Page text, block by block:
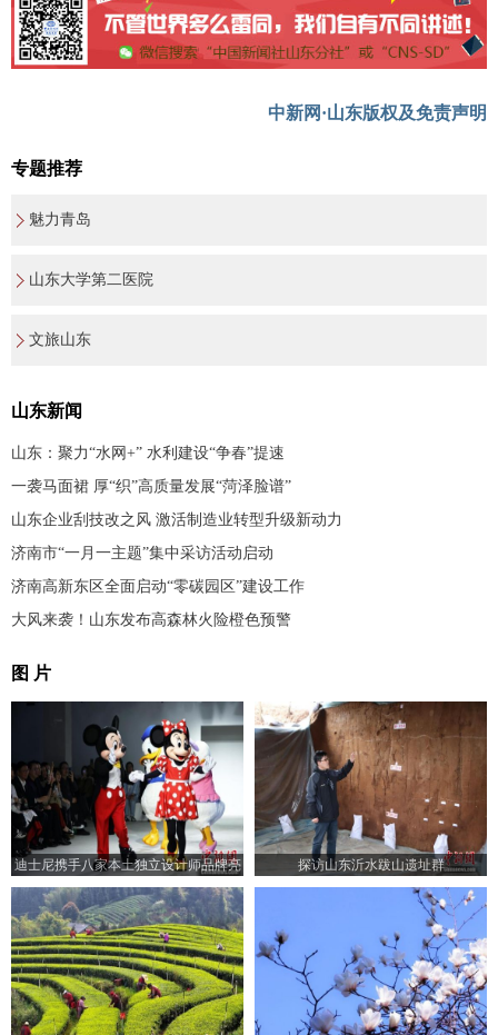
中新网·山东版权及免责声明
专题推荐
魅力青岛
山东大学第二医院
文旅山东
山东新闻
山东：聚力“水网+” 水利建设“争春”提速
一袭马面裙 厚“织”高质量发展“菏泽脸谱”
山东企业刮技改之风 激活制造业转型升级新动力
济南市“一月一主题”集中采访活动启动
济南高新东区全面启动“零碳园区”建设工作
大风来袭！山东发布高森林火险橙色预警
图 片
迪士尼携手八家本土独立设计师品牌亮
相2024秋冬上海时装周
探访山东沂水跋山遗址群